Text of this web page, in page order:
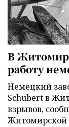
В
работу
Немецкий
Schubert в
взрывов,
Житомирской